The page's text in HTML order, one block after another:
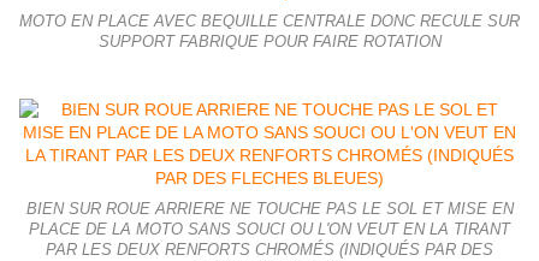
MOTO EN PLACE AVEC BEQUILLE CENTRALE DONC RECULE SUR
SUPPORT FABRIQUE POUR FAIRE ROTATION
BIEN SUR ROUE ARRIERE NE TOUCHE PAS LE SOL ET MISE EN
PLACE DE LA MOTO SANS SOUCI OU L'ON VEUT EN LA TIRANT
PAR LES DEUX RENFORTS CHROMÉS (INDIQUÉS PAR DES